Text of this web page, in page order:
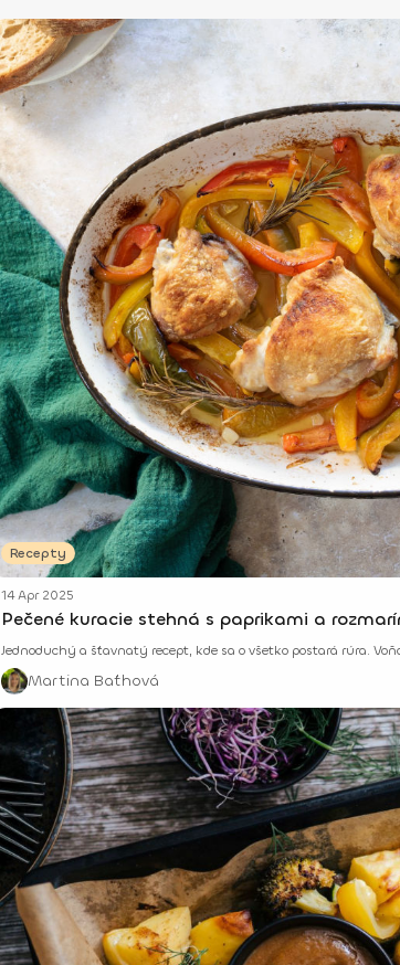
Recepty
14 Apr 2025
Pečené kuracie stehná s paprikami a
Jednoduchý a šťavnatý recept, kde sa o všetko postará rúra.
Martina Baťhová